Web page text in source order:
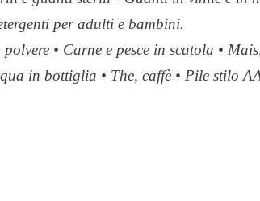
per adulti e bambini.
• Carne e pesce in scatola •
in bottiglia • The, caffè • Pile stilo